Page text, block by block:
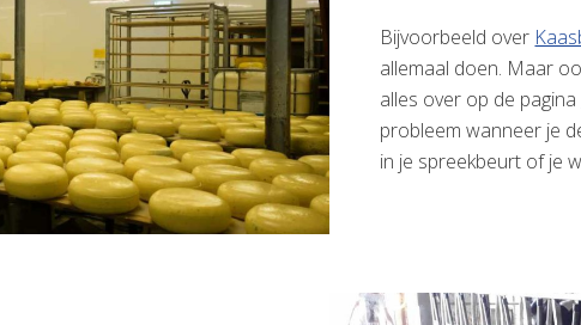
Bijvoorbeeld over
allemaal doen. Maar
alles over op de pagina
probleem wanneer je
in je spreekbeurt of je